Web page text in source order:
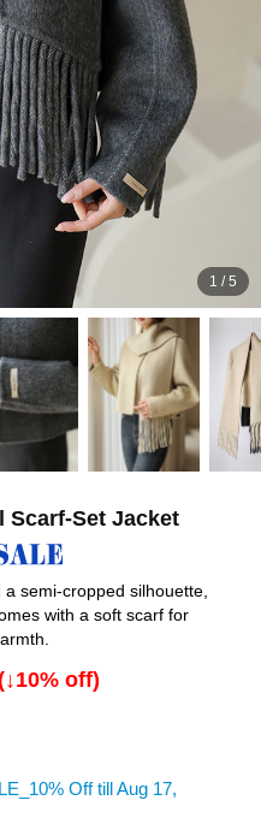
1 /5
Scarf-Set Jacket
semi-cropped silhouette,
with a soft scarf for
10% off)
Off till Aug 17,